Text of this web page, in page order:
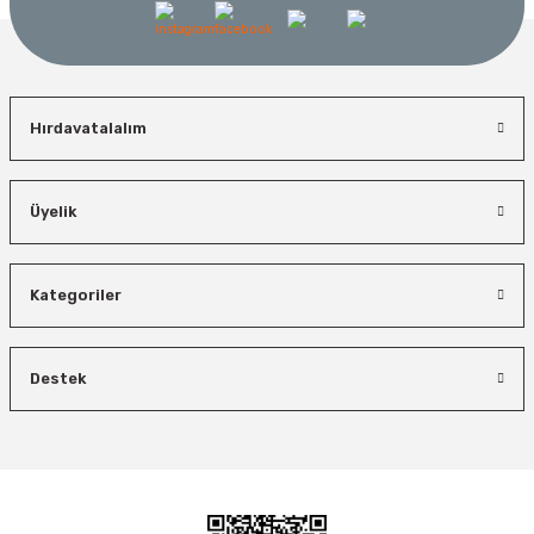
İzeltaş Lokmalı Allen Uç ve Star Torx Uç Takımı 17 Parça
Demiriz CS 12000 T Zaman Ayarlı Kaporta Çektirme Makinesi 12 kVA
Bosch 1600A027PL Su Terazisi 25 Cm
Hırdavatalalım
Üyelik
Kategoriler
Destek